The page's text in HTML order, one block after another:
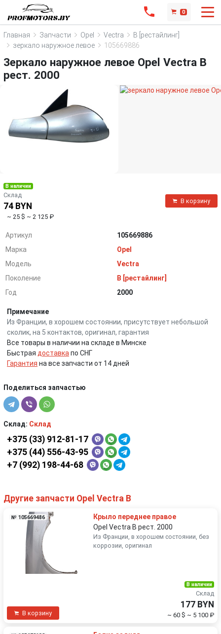
0
Главная Запчасти Opel Vectra
B [рестайлинг]
зеркало наружное левое
105669886
Зеркало наружное левое Opel Vectra B
рест. 2000
В наличии
Склад
74 BYN
~ 25 $ ~ 2 125 ₽
В корзину
Артикул
105669886
Марка
Opel
Модель
Vectra
Поколение
B [рестайлинг]
Год
2000
Примечание
Из Франции, в хорошем состоянии, присутствует небольшой
сколик, на 5 контактов, оригинал, гарантия
Все товары в наличии на складе в Минске
Быстрая доставка по СНГ
Гарантия на все запчасти от 14 дней
Поделиться запчастью
Склад: Склад
+375 (33) 912-81-17
+375 (44) 556-43-95
+7 (992) 198-44-68
Другие запчасти Opel Vectra B
№ 105669486
Крыло переднее правое
Opel Vectra B рест. 2000
Из Франции, в хорошем состоянии, без
коррозии, оригинал
В корзину
В наличии
Склад
177 BYN
~ 60 $ ~ 5 100 ₽